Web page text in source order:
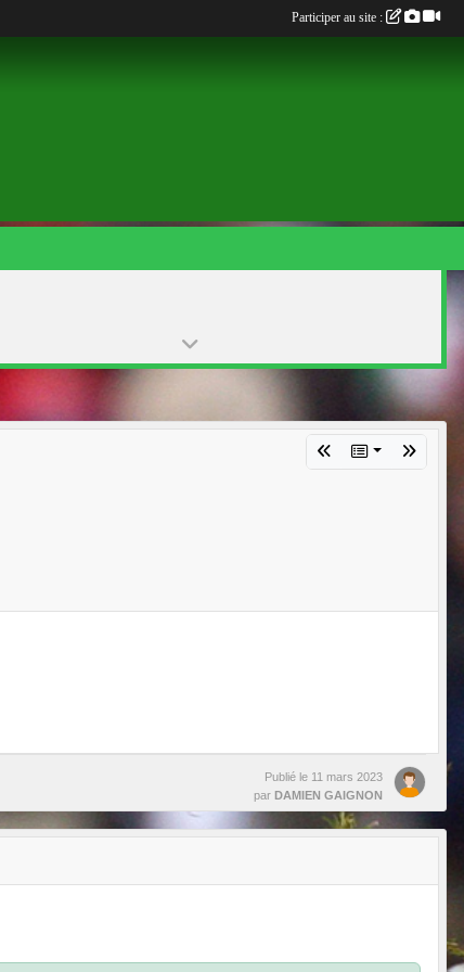
Publié le 11 mars 2023
par DAMIEN GAIGNON
Participer au site :